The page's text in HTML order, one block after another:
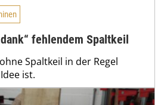
fehlendem Spaltkeil
Spaltkeil in der Regel
ist.